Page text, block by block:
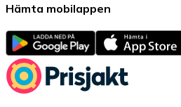
Hämta mobilappen